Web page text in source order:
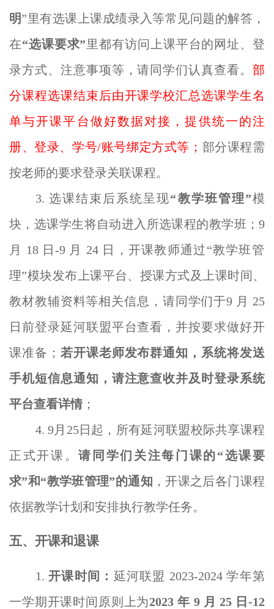
明”里有选课上课成绩录入等常见问题的解答，
在“选课要求”里都有访问上课平台的网址、登
录方式、注意事项等，请同学们认真查看。 部
分课程选课结束后由开课学校汇总选课学生名
单与开课平台做好数据对接，提供统一的注
册、登录、学号/账号绑定方式等； 部分课程需
按老师的要求登录关联课程。
3. 选课结束后系统呈现“教学班管理”模
块，选课学生将自动进入所选课程的教学班； 9
月
18日-9 月 24 日，开课教师通过“教学班管
理”模块发布上课平台、授课方式及上课时间、
教材教辅资料等相关信息，请同学们于9 月
25
日前登录延河联盟平台查看，并按要求做好开
课准备； 若开课老师发布群通知，系统将发送
手机短信息通知，请注意查收并及时登录系统
平台查看详情 ；
4. 9月 25日起，所有延河联盟校际共享课程
正式开课。请同学们关注每门课的“选课要
求”和“教学班管理”的通知 ，开课之后各门课程
依据教学计划和安排执行教学任务。
五、开课和退课
1. 开课时间： 延河联盟 2023-2024 学年第
一学期开课时间原则上为2023 年 9月 25 日-12